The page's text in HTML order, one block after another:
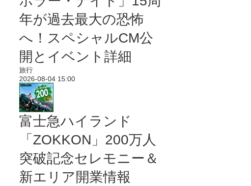
年が過去最大の恐怖
へ！スペシャルCM公
開とイベント詳細
旅行
2026-08-04 15:00
富士急ハイランド
「ZOKKON」200万人
突破記念セレモニー＆
新エリア開業情報